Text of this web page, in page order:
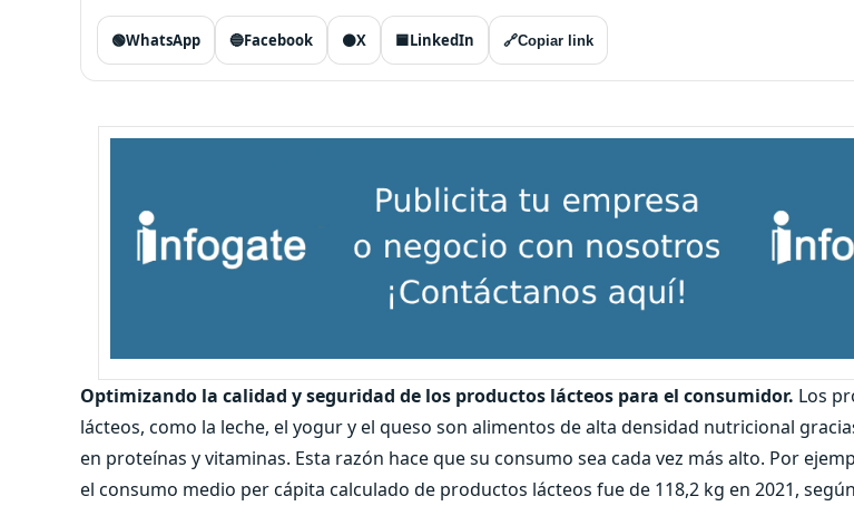
🟢WhatsApp 🔵Facebook ⚫X 🟦LinkedIn 🔗Copiar link
Optimizando la calidad y seguridad de los productos lácteos para el consumidor. Los
lácteos, como la leche, el yogur y el queso son alimentos de alta densidad nutricional
en proteínas y vitaminas. Esta razón hace que su consumo sea cada vez más alto. Por
el consumo medio per cápita calculado de productos lácteos fue de 118,2 kg en 2021,